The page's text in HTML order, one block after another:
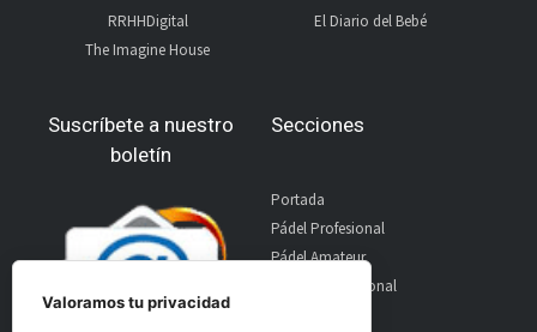
RRHHDigital
The Imagine House
El Diario del Bebé
Suscríbete a nuestro
boletín
Secciones
Portada
Pádel Profesional
Pádel Amateur
Pádel Internacional
Valoramos tu privacidad